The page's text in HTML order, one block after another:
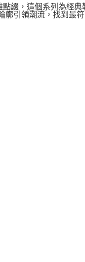
綴，這個系列為經典
廓引領潮流，找到最